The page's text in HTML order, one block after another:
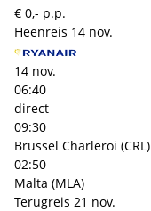
€ 0,- p.p.
Heenreis 14 nov.
14 nov.
06:40
direct
09:30
Brussel Charleroi (CRL)
02:50
Malta (MLA)
Terugreis 21 nov.